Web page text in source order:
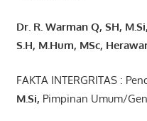
Dr. R. Warman Q, SH,
S.H, M.Hum, MSc,
FAKTA INTERGRITAS :
M.Si, Pimpinan Umum/